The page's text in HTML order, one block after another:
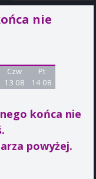
nie
Czw
13 08
Pt
14 08
końca nie
powyżej.